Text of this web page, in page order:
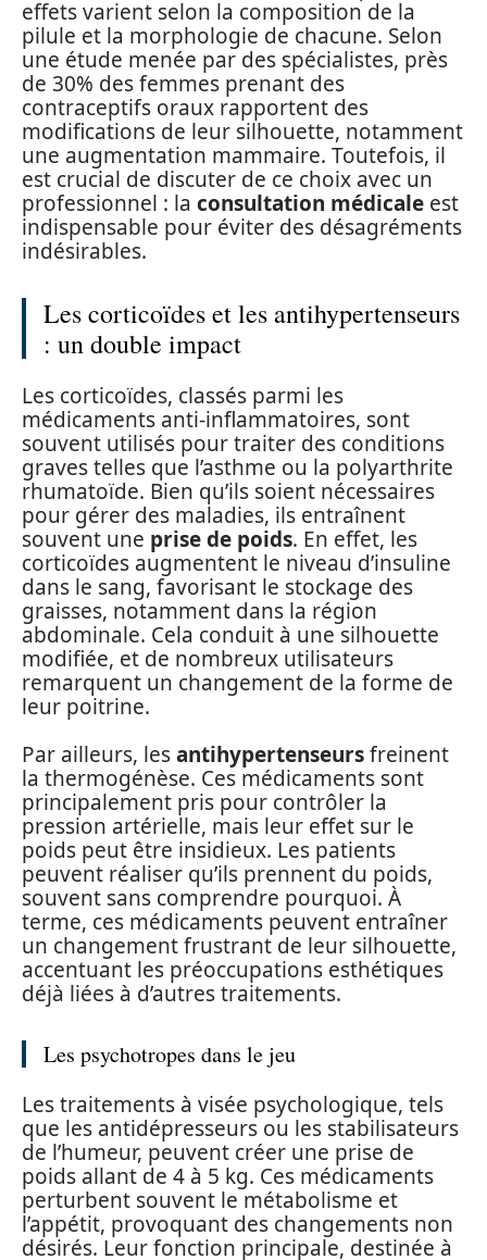
effets varient selon la composition de la
pilule et la morphologie de chacune. Selon
une étude menée par des spécialistes, près
de 30% des femmes prenant des
contraceptifs oraux rapportent des
modifications de leur silhouette, notamment
une augmentation mammaire. Toutefois, il
est crucial de discuter de ce choix avec un
professionnel : la consultation médicale est
indispensable pour éviter des désagréments
indésirables.
Les corticoïdes et les antihypertenseurs
: un double impact
Les corticoïdes, classés parmi les
médicaments anti-inflammatoires, sont
souvent utilisés pour traiter des conditions
graves telles que l’asthme ou la polyarthrite
rhumatoïde. Bien qu’ils soient nécessaires
pour gérer des maladies, ils entraînent
souvent une prise de poids. En effet, les
corticoïdes augmentent le niveau d’insuline
dans le sang, favorisant le stockage des
graisses, notamment dans la région
abdominale. Cela conduit à une silhouette
modifiée, et de nombreux utilisateurs
remarquent un changement de la forme de
leur poitrine.
Par ailleurs, lesantihypertenseursfreinent
la thermogénèse. Ces médicaments sont
principalement pris pour contrôler la
pression artérielle, mais leur effet sur le
poids peut être insidieux. Les patients
peuvent réaliser qu’ils prennent du poids,
souvent sans comprendre pourquoi. À
terme, ces médicaments peuvent entraîner
un changement frustrant de leur silhouette,
accentuant les préoccupations esthétiques
déjà liées à d’autres traitements.
Les psychotropes dans le jeu
Les traitements à visée psychologique, tels
que les antidépresseurs ou les stabilisateurs
de l’humeur, peuvent créer une prise de
poids allant de 4 à 5 kg. Ces médicaments
perturbent souvent le métabolisme et
l’appétit, provoquant des changements non
désirés. Leur fonction principale, destinée à